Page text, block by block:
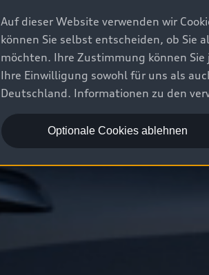
Auf dieser Website verwenden wir
können Sie selbst entscheiden, ob Sie
möchten. Ihre Zustimmung können
Ihre Einwilligung sowohl für uns als
Deutschland. Informationen zu den
Optionale Cookies ablehnen